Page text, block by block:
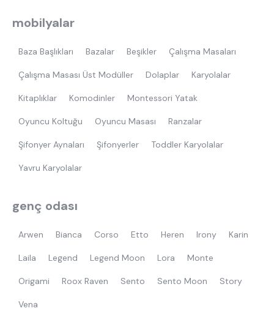
mobilyalar
Baza Başlıkları Bazalar Beşikler Çalışma Masaları
Çalışma Masası Üst Modüller Dolaplar Karyolalar
Kitaplıklar Komodinler Montessori Yatak
Oyuncu Koltuğu Oyuncu Masası Ranzalar
Şifonyer Aynaları Şifonyerler Toddler Karyolalar
Yavru Karyolalar
genç odası
Arwen Bianca Corso Etto Heren Irony Karin
Laila Legend Legend Moon Lora Monte
Origami Roox Raven Sento Sento Moon Story
Vena